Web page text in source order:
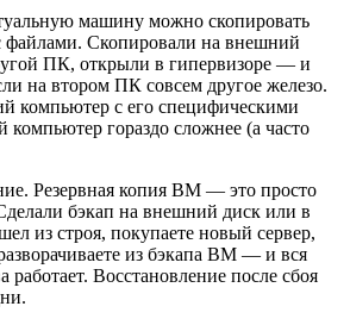
машину можно скопировать
Скопировали на внешний
ПК, открыли в гипервизоре — и
на втором ПК совсем другое железо.
компьютер с его специфическими
компьютер гораздо сложнее (а часто
Резервная копия ВМ — это просто
бэкап на внешний диск или в
из строя, покупаете новый сервер,
из бэкапа ВМ — и вся
работает. Восстановление после сбоя